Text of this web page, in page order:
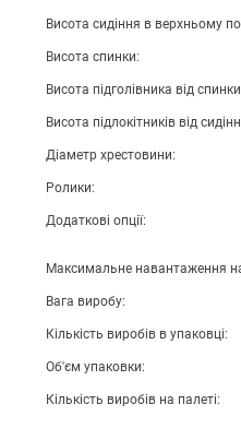
Висота сидіння в верхньому
Висота спинки:
Висота підголівника від
Висота підлокітників від
Діаметр хрестовини:
Ролики:
Додаткові опції:
Максимальне навантаження
Вага виробу:
Кількість виробів в упаковці:
Об'єм упаковки:
Кількість виробів на палеті: